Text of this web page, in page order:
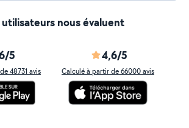
utilisateurs nous évaluent
5
48731 avis
4,6/5
Calculé à partir de 66000 avis